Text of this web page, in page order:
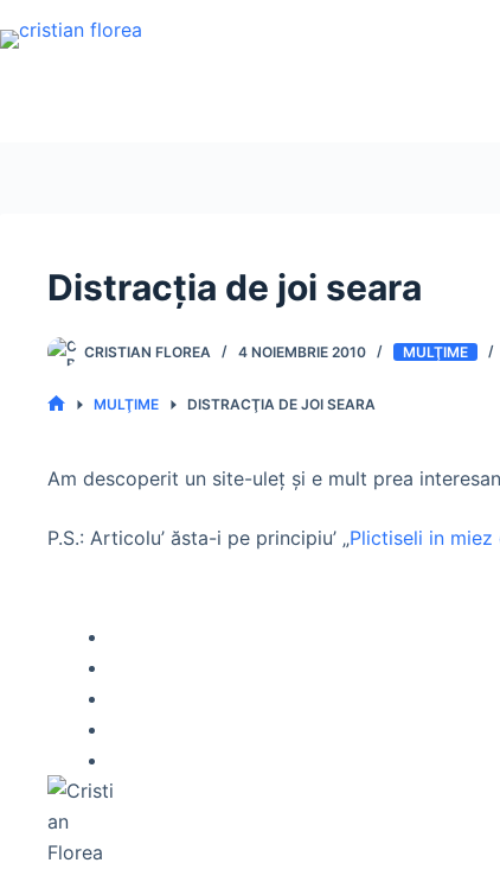
la
Distracţia de joi seara
CRISTIAN FLOREA 4 NOIEMBRIE 2010 MULŢIME
MULŢIME DISTRACŢIA DE JOI SEARA
Am descoperit un site-uleţ şi e mult prea
P.S.: Articolu’ ăsta-i pe principiu’ „Plictiseli in miez